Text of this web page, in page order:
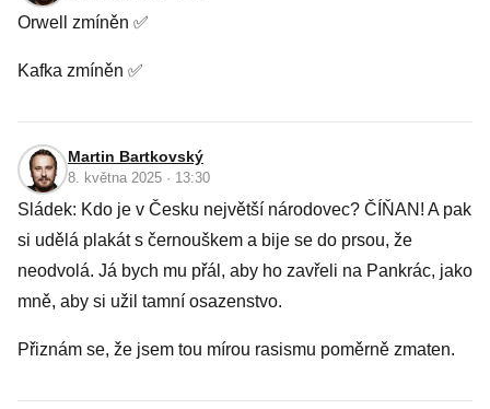
Orwell zmíněn ✅
Kafka zmíněn ✅
Martin Bartkovský
8. května 2025 · 13:30
Sládek: Kdo je v Česku největší národovec? ČÍŇAN! A pak
si udělá plakát s černouškem a bije se do prsou, že
neodvolá. Já bych mu přál, aby ho zavřeli na Pankrác, jako
mně, aby si užil tamní osazenstvo.
Přiznám se, že jsem tou mírou rasismu poměrně zmaten.